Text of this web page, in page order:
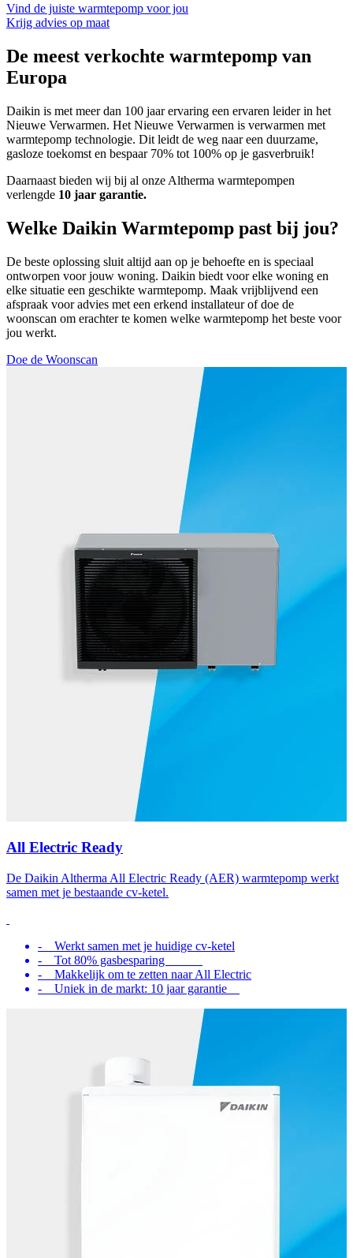
Vind de juiste warmtepomp voor jou
Krijg advies op maat
De meest verkochte warmtepomp van
Europa
Daikin is met meer dan 100 jaar ervaring een ervaren leider in het
Nieuwe Verwarmen. Het Nieuwe Verwarmen is verwarmen met
warmtepomp technologie. Dit leidt de weg naar een duurzame,
gasloze toekomst en bespaar 70% tot 100% op je gasverbruik!
Daarnaast bieden wij bij al onze Altherma warmtepompen
verlengde 10 jaar garantie.
Welke Daikin Warmtepomp past bij jou?
De beste oplossing sluit altijd aan op je behoefte en is speciaal
ontworpen voor jouw woning. Daikin biedt voor elke woning en
elke situatie een geschikte warmtepomp. Maak vrijblijvend een
afspraak voor advies met een erkend installateur of doe de
woonscan om erachter te komen welke warmtepomp het beste voor
jou werkt.
Doe de Woonscan
All Electric Ready
De Daikin Altherma All Electric Ready (AER) warmtepomp werkt
samen met je bestaande cv-ketel.
- Werkt samen met je huidige cv-ketel
- Tot 80% gasbesparing
- Makkelijk om te zetten naar All Electric
- Uniek in de markt: 10 jaar garantie